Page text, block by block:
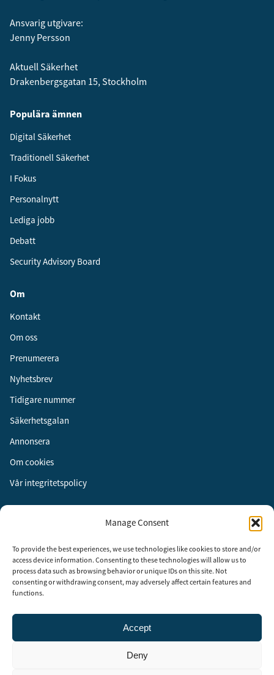
Manage Consent
To provide the best experiences, we use technologies like cookies to store and/or
access device information. Consenting to these technologies will allow us to
process data such as browsing behavior or unique IDs on this site. Not
consenting or withdrawing consent, may adversely affect certain features and
functions.
Accept
Deny
Ansvarig utgivare:
Jenny Persson
Aktuell Säkerhet
Drakenbergsgatan 15, Stockholm
Populära ämnen
Digital Säkerhet
Traditionell Säkerhet
I Fokus
Personalnytt
Lediga jobb
Debatt
Security Advisory Board
Om
Kontakt
Om oss
Prenumerera
Nyhetsbrev
Tidigare nummer
Säkerhetsgalan
Annonsera
Om cookies
Vår integritetspolicy
Instagram
LinkedIn
Säkerhet år 2003 för att stimulera, utveckla och informera om